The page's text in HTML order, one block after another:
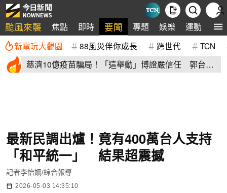
颱風來襲 焦點 即時 要聞 專題 娛樂 運動 全
新電玩大觀園 88風災伴你成長 跨世代 TCN
慈濟10億疫苗騙局！「這舉動」博證嚴信任 郭台銘
最新民調出爐！竟有400萬台人支持
「和平統一」 結果超震撼
記者李怡姍/綜合報導
2026-05-03 14:35:10